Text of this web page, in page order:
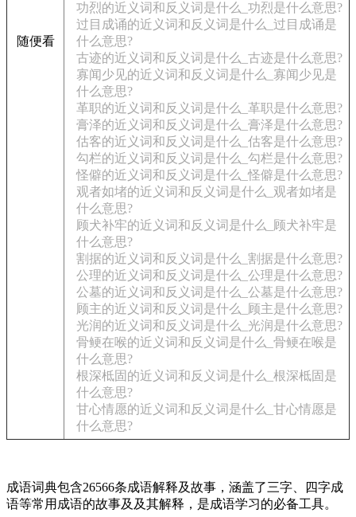
随便看
功烈的近义词和反义词是什么_功烈是什么意思?
过目成诵的近义词和反义词是什么_过目成诵是
什么意思?
古迹的近义词和反义词是什么_古迹是什么意思?
寡闻少见的近义词和反义词是什么_寡闻少见是
什么意思?
革职的近义词和反义词是什么_革职是什么意思?
膏泽的近义词和反义词是什么_膏泽是什么意思?
估客的近义词和反义词是什么_估客是什么意思?
勾栏的近义词和反义词是什么_勾栏是什么意思?
怪僻的近义词和反义词是什么_怪僻是什么意思?
观者如堵的近义词和反义词是什么_观者如堵是
什么意思?
顾犬补牢的近义词和反义词是什么_顾犬补牢是
什么意思?
割据的近义词和反义词是什么_割据是什么意思?
公理的近义词和反义词是什么_公理是什么意思?
公墓的近义词和反义词是什么_公墓是什么意思?
顾主的近义词和反义词是什么_顾主是什么意思?
光润的近义词和反义词是什么_光润是什么意思?
骨鲠在喉的近义词和反义词是什么_骨鲠在喉是
什么意思?
根深柢固的近义词和反义词是什么_根深柢固是
什么意思?
甘心情愿的近义词和反义词是什么_甘心情愿是
什么意思?
成语词典包含26566条成语解释及故事，涵盖了三字、四字成
语等常用成语的故事及及其解释，是成语学习的必备工具。